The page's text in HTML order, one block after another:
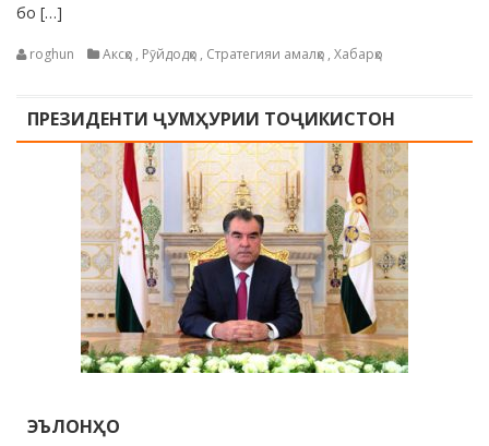
бо […]
roghun Аксҳо , Рӯйдодҳо , Стратегияи амалҳо , Хабарҳо
ПРЕЗИДЕНТИ ҶУМҲУРИИ ТОҶИКИСТОН
ЭЪЛОНҲО